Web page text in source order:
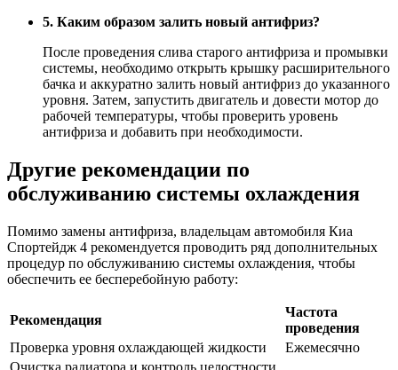
5. Каким образом залить новый антифриз?
После проведения слива старого антифриза и промывки
системы, необходимо открыть крышку расширительного
бачка и аккуратно залить новый антифриз до указанного
уровня. Затем, запустить двигатель и довести мотор до
рабочей температуры, чтобы проверить уровень
антифриза и добавить при необходимости.
Другие рекомендации по
обслуживанию системы охлаждения
Помимо замены антифриза, владельцам автомобиля Киа
Спортейдж 4 рекомендуется проводить ряд дополнительных
процедур по обслуживанию системы охлаждения, чтобы
обеспечить ее бесперебойную работу:
Рекомендация
Частота
проведения
Проверка уровня охлаждающей жидкости
Ежемесячно
Очистка радиатора и контроль целостности